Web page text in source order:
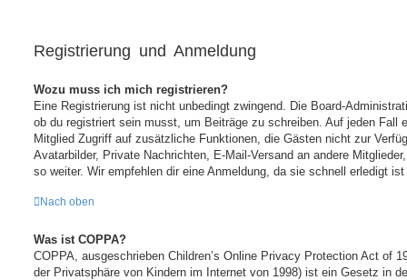
Registrierung und Anmeldung
Wozu muss ich mich registrieren?
Eine Registrierung ist nicht unbedingt zwingend. Die Board-
ob du registriert sein musst, um Beiträge zu schreiben. Auf jeden Fall
Mitglied Zugriff auf zusätzliche Funktionen, die Gästen nicht zur
Avatarbilder, Private Nachrichten, E-Mail-Versand an andere
so weiter. Wir empfehlen dir eine Anmeldung, da sie schnell erledigt
Nach oben
Was ist COPPA?
COPPA, ausgeschrieben Children’s Online Privacy Protection Act of
der Privatsphäre von Kindern im Internet von 1998) ist ein Gesetz in